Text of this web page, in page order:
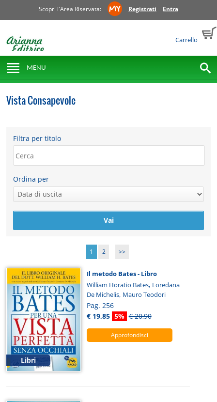
Scopri l'Area Riservata: Registrati Entra
Carrello
MENU
Vista Consapevole
Filtra per titolo
Ordina per
1 2 >>
Libri
Il metodo Bates - Libro
William Horatio Bates, Loredana
De Michelis, Mauro Teodori
Pag. 256
€ 19,85 5% € 20,90
Approfondisci